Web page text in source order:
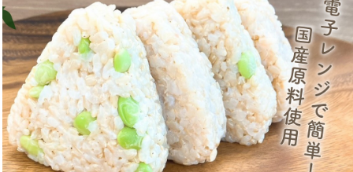
IR情報
採用情報
お問い合わせ